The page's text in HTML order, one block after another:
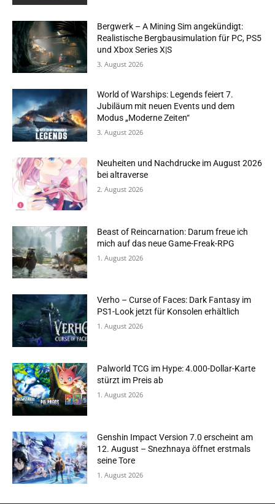
Bergwerk – A Mining Sim angekündigt:
Realistische Bergbausimulation für PC, PS5
und Xbox Series X|S
3. August 2026
World of Warships: Legends feiert 7.
Jubiläum mit neuen Events und dem
Modus „Moderne Zeiten“
3. August 2026
Neuheiten und Nachdrucke im August 2026
bei altraverse
2. August 2026
Beast of Reincarnation: Darum freue ich
mich auf das neue Game-Freak-RPG
1. August 2026
Verho – Curse of Faces: Dark Fantasy im
PS1-Look jetzt für Konsolen erhältlich
1. August 2026
Palworld TCG im Hype: 4.000-Dollar-Karte
stürzt im Preis ab
1. August 2026
Genshin Impact Version 7.0 erscheint am
12. August – Snezhnaya öffnet erstmals
seine Tore
1. August 2026